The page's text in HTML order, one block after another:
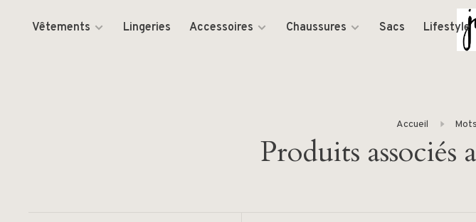
Vêtements Lingeries Accessoires Chaussures Sacs Lifestyle
Accueil
Produits